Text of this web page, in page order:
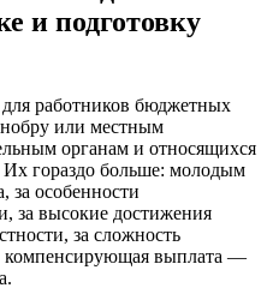
и подготовку
работников бюджетных
или местным
органам и относящихся
Их гораздо больше: молодым
за особенности
за высокие достижения
за сложность
компенсирующая выплата —